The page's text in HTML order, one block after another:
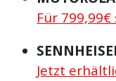
Für
Jetzt